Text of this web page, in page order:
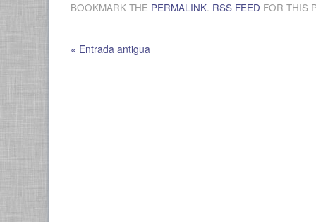
BOOKMARK THE PERMALINK. RSS FEED FOR THIS
« Entrada antigua